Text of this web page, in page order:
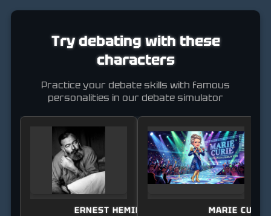
Try debating with these
characters
Practice your debate skills with famous
personalities in our debate simulator
ERNEST HEMINGWAY MARIE CURIE